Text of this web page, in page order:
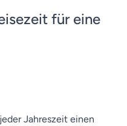
für eine
Jahreszeit einen